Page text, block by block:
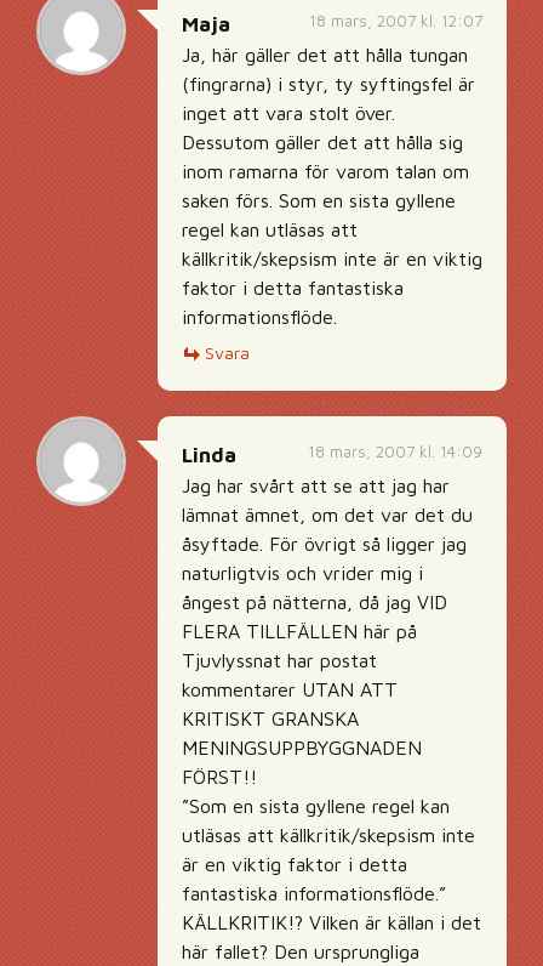
18 mars, 2007 kl. 12:07
Maja
Ja, här gäller det att hålla tungan
(fingrarna) i styr, ty syftingsfel är
inget att vara stolt över.
Dessutom gäller det att hålla sig
inom ramarna för varom talan om
saken förs. Som en sista gyllene
regel kan utläsas att
källkritik/skepsism inte är en viktig
faktor i detta fantastiska
informationsflöde.
Svara
18 mars, 2007 kl. 14:09
Linda
Jag har svårt att se att jag har
lämnat ämnet, om det var det du
åsyftade. För övrigt så ligger jag
naturligtvis och vrider mig i
ångest på nätterna, då jag VID
FLERA TILLFÄLLEN här på
Tjuvlyssnat har postat
kommentarer UTAN ATT
KRITISKT GRANSKA
MENINGSUPPBYGGNADEN
FÖRST!!
”Som en sista gyllene regel kan
utläsas att källkritik/skepsism inte
är en viktig faktor i detta
fantastiska informationsflöde.”
KÄLLKRITIK!? Vilken är källan i det
här fallet? Den ursprungliga